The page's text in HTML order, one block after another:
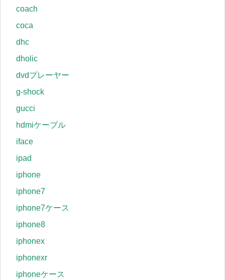
coach
coca
dhc
dholic
dvdプレーヤー
g-shock
gucci
hdmiケーブル
iface
ipad
iphone
iphone7
iphone7ケース
iphone8
iphonex
iphonexr
iphoneケース